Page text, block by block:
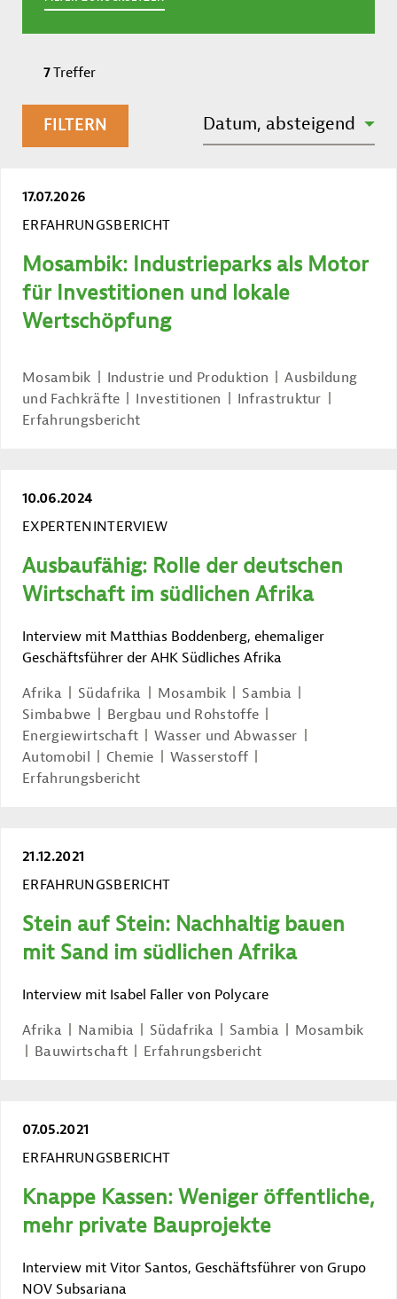
7Treffer
FILTERN Datum, absteigend
17.07.2026
ERFAHRUNGSBERICHT
Mosambik: Industrieparks als Motor
für Investitionen und lokale
Wertschöpfung
Mosambik Industrie und Produktion
Ausbildung
und Fachkräfte
Investitionen
Infrastruktur
Erfahrungsbericht
10.06.2024
EXPERTENINTERVIEW
Ausbaufähig: Rolle der deutschen
Wirtschaft im südlichen Afrika
Interview mit Matthias Boddenberg, ehemaliger
Geschäftsführer der AHK Südliches Afrika
Afrika
Südafrika Mosambik
Sambia
Simbabwe
Bergbau und Rohstoffe
Energiewirtschaft
Wasser und Abwasser
Automobil
Chemie
Wasserstoff
Erfahrungsbericht
21.12.2021
ERFAHRUNGSBERICHT
Stein auf Stein: Nachhaltig bauen
mit Sand im südlichen Afrika
Interview mit Isabel Faller von Polycare
Afrika
Namibia Südafrika Sambia
Mosambik
Bauwirtschaft
Erfahrungsbericht
07.05.2021
ERFAHRUNGSBERICHT
Knappe Kassen: Weniger öffentliche,
mehr private Bauprojekte
Interview mit Vitor Santos, Geschäftsführer von Grupo
NOV Subsariana